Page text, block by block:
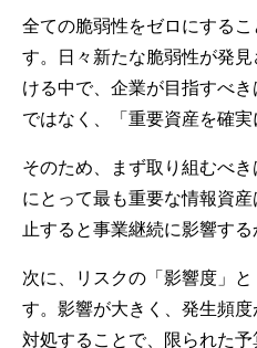
全ての脆弱性をゼロにする
す。日々新たな脆弱性が発
ける中で、企業が目指すべき
ではなく、「重要資産を確実
そのため、まず取り組むべ
にとって最も重要な情報資
止すると事業継続に影響する
次に、リスクの「影響度」
す。影響が大きく、発生頻
対処することで、限られた